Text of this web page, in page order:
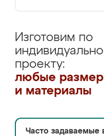
Изготовим по
проекту:
любые
и материалы
Часто задаваемые